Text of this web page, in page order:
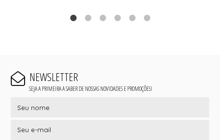
NEWSLETTER
SEJA A PRIMEIRA A SABER DE NOSSAS NOVIDADES E PROMOÇÕES!